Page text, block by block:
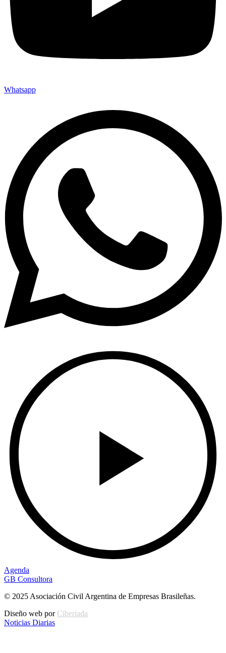
Whatsapp
Agenda
GB Consultora
© 2025 Asociación Civil Argentina de Empresas Brasileñas.
Diseño web por Ciberiada
Noticias Diarias